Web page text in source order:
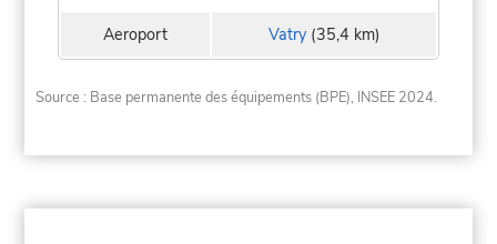
Aeroport Vatry(35,4 km)
Source : Base permanente des équipements (BPE), INSEE 2024.